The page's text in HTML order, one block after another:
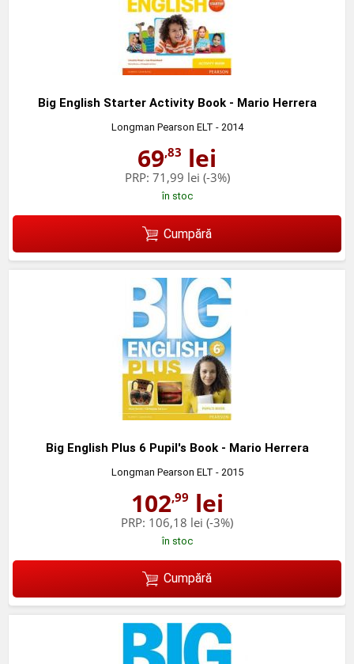
Big English Starter Activity Book - Mario Herrera
Longman Pearson ELT - 2014
69,83 lei
PRP: 71,99 lei (-3%)
în stoc
Cumpără
Big English Plus 6 Pupil's Book - Mario Herrera
Longman Pearson ELT - 2015
102,99 lei
PRP: 106,18 lei (-3%)
în stoc
Cumpără